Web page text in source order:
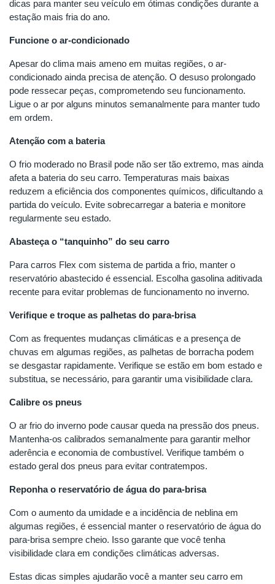
dicas para manter seu veículo em ótimas condições durante a
estação mais fria do ano.
Funcione o ar-condicionado
Apesar do clima mais ameno em muitas regiões, o ar-
condicionado ainda precisa de atenção. O desuso prolongado
pode ressecar peças, comprometendo seu funcionamento.
Ligue o ar por alguns minutos semanalmente para manter tudo
em ordem.
Atenção com a bateria
O frio moderado no Brasil pode não ser tão extremo, mas ainda
afeta a bateria do seu carro. Temperaturas mais baixas
reduzem a eficiência dos componentes químicos, dificultando a
partida do veículo. Evite sobrecarregar a bateria e monitore
regularmente seu estado.
Abasteça o “tanquinho” do seu carro
Para carros Flex com sistema de partida a frio, manter o
reservatório abastecido é essencial. Escolha gasolina aditivada
recente para evitar problemas de funcionamento no inverno.
Verifique e troque as palhetas do para-brisa
Com as frequentes mudanças climáticas e a presença de
chuvas em algumas regiões, as palhetas de borracha podem
se desgastar rapidamente. Verifique se estão em bom estado e
substitua, se necessário, para garantir uma visibilidade clara.
Calibre os pneus
O ar frio do inverno pode causar queda na pressão dos pneus.
Mantenha-os calibrados semanalmente para garantir melhor
aderência e economia de combustível. Verifique também o
estado geral dos pneus para evitar contratempos.
Reponha o reservatório de água do para-brisa
Com o aumento da umidade e a incidência de neblina em
algumas regiões, é essencial manter o reservatório de água do
para-brisa sempre cheio. Isso garante que você tenha
visibilidade clara em condições climáticas adversas.
Estas dicas simples ajudarão você a manter seu carro em